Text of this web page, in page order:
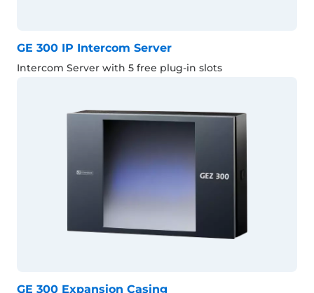
GE 300 IP Intercom Server
Intercom Server with 5 free plug-in slots
GE 300 Expansion Casing